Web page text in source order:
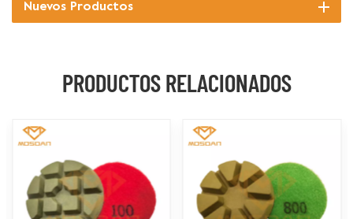
Nuevos Productos
PRODUCTOS RELACIONADOS